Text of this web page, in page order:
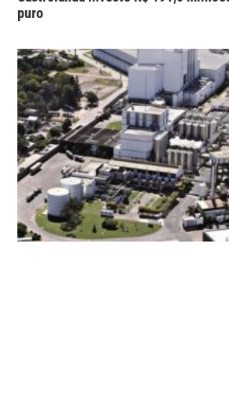
puro